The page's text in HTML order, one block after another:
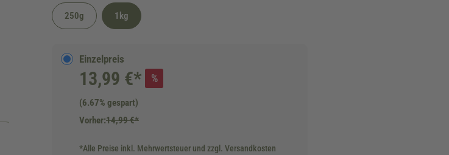
250g 1kg
Einzelpreis
13,99 €* %
(6.67% gespart)
Vorher:14,99 €*
*Alle Preise inkl. Mehrwertsteuer und zzgl. Versandkosten